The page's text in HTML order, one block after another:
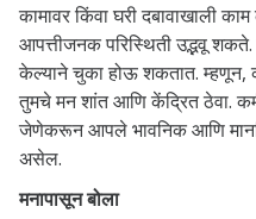
कामावर किंवा घरी दबावाखाली
आपत्तीजनक परिस्थिती उद्भवू
केल्याने चुका होऊ शकतात. म्हणून,
तुमचे मन शांत आणि केंद्रित ठेवा.
जेणेकरून आपले भावनिक आणि
असेल.
मनापासून बोला